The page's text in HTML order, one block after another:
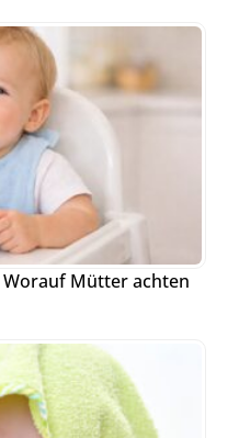
Mütter achten